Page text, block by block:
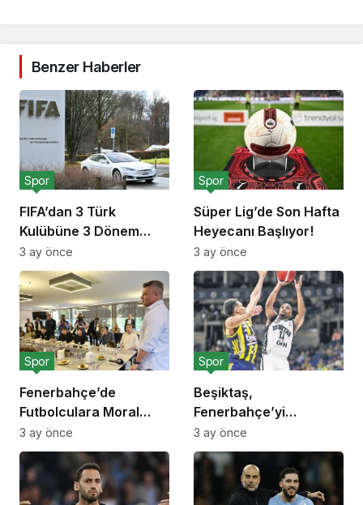
Benzer Haberler
FIFA’dan 3 Türk
Kulübüne 3 Dönem
Transfer Yasağı!
Spor
3 ay önce
Süper Lig’de Son Hafta
Heyecanı Başlıyor!
Spor
3 ay önce
Fenerbahçe’de
Futbolculara Moral
Yemeği!
Spor
3 ay önce
Beşiktaş,
Fenerbahçe’yi
Deplasmanda Yendi!
Spor
3 ay önce